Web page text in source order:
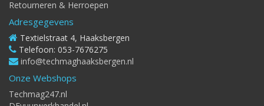
Retourneren & Herroepen
Adresgegevens
Textielstraat 4, Haaksbergen
Telefoon: 053-7676275
info@techmaghaaksbergen.nl
Onze Webshops
Techmag247.nl